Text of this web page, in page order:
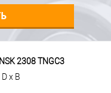
2308 TNGC3
x B